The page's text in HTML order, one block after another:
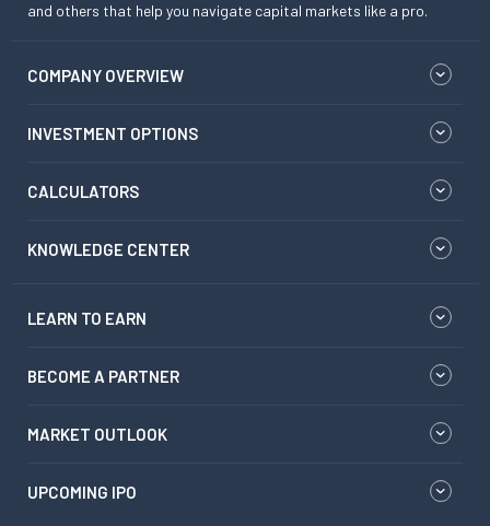
and others that help you navigate capital markets like a pro.
COMPANY OVERVIEW
INVESTMENT OPTIONS
CALCULATORS
KNOWLEDGE CENTER
LEARN TO EARN
BECOME A PARTNER
MARKET OUTLOOK
UPCOMING IPO